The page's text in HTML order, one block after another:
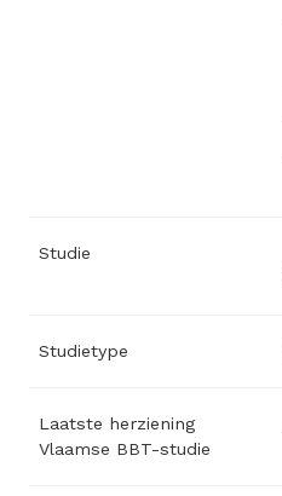
Studie
Studietype
Laatste herziening
Vlaamse BBT-studie